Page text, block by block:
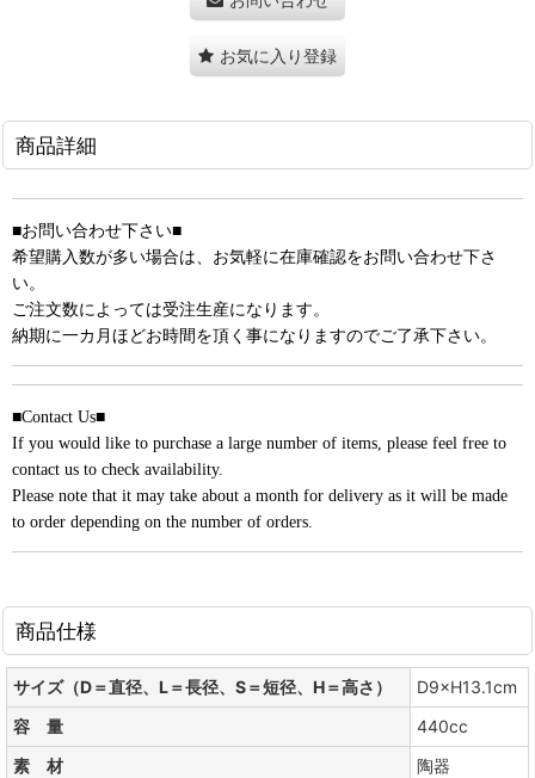
お気に入り登録
商品詳細
■お問い合わせ下さい■
希望購入数が多い場合は、お気軽に在庫確認をお問い合わせ下さ
い。
ご注文数によっては受注生産になります。
納期に一カ月ほどお時間を頂く事になりますのでご了承下さい。
■Contact Us■
If you would like to purchase a large number of items, please feel free to
contact us to check availability.
Please note that it may take about a month for delivery as it will be made
to order depending on the number of orders.
商品仕様
サイズ（D＝直径、L＝長径、S＝短径、H＝高さ）
D9×H13.1cm
容 量
440cc
素 材
陶器